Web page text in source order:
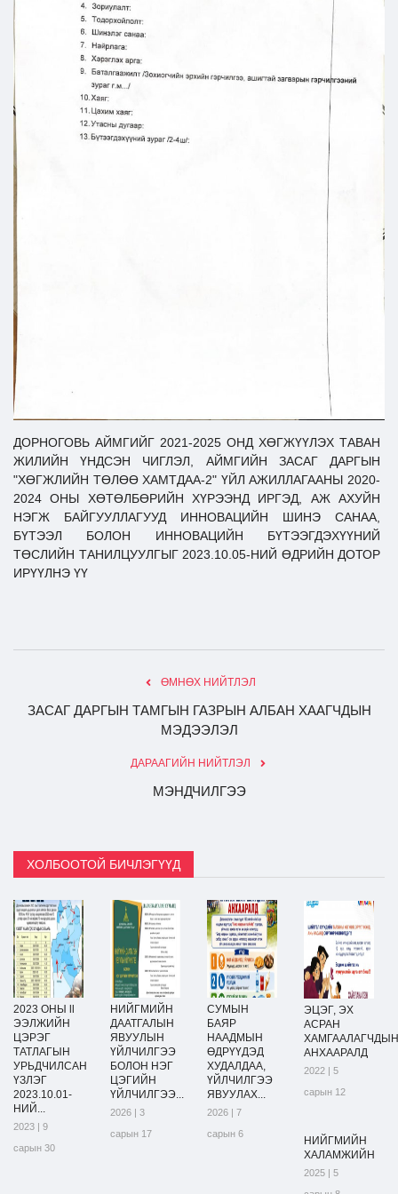
Ил тод байдал
Бодлого төлөвлөлт
ДОРНОГОВЬ АЙМГИЙГ 2021-2025 ОНД ХӨГЖҮҮЛЭХ ТАВАН
ЖИЛИЙН ҮНДСЭН ЧИГЛЭЛ, АЙМГИЙН ЗАСАГ ДАРГЫН
"ХӨГЖЛИЙН ТӨЛӨӨ ХАМТДАА-2" ҮЙЛ АЖИЛЛАГААНЫ 2020-
2024 ОНЫ ХӨТӨЛБӨРИЙН ХҮРЭЭНД ИРГЭД, АЖ АХУЙН
НЭГЖ БАЙГУУЛЛАГУУД ИННОВАЦИЙН ШИНЭ САНАА,
БҮТЭЭЛ БОЛОН ИННОВАЦИЙН БҮТЭЭГДЭХҮҮНИЙ
ТӨСЛИЙН ТАНИЛЦУУЛГЫГ 2023.10.05-НИЙ ӨДРИЙН ДОТОР
ИРҮҮЛНЭ ҮҮ
ӨМНӨХ НИЙТЛЭЛ
ЗАСАГ ДАРГЫН ТАМГЫН ГАЗРЫН АЛБАН ХААГЧДЫН
МЭДЭЭЛЭЛ
ДАРААГИЙН НИЙТЛЭЛ
МЭНДЧИЛГЭЭ
ХОЛБООТОЙ БИЧЛЭГҮҮД
2023 ОНЫ ll
ЭЭЛЖИЙН
ЦЭРЭГ
ТАТЛАГЫН
УРЬДЧИЛСАН
ҮЗЛЭГ
2023.10.01-
НИЙ...
2023 | 9
сарын 30
НИЙГМИЙН
ДААТГАЛЫН
ЯВУУЛЫН
ҮЙЛЧИЛГЭЭ
БОЛОН НЭГ
ЦЭГИЙН
ҮЙЛЧИЛГЭЭ...
2026 | 3
сарын 17
СУМЫН
БАЯР
НААДМЫН
ӨДРҮҮДЭД
ХУДАЛДАА,
ҮЙЛЧИЛГЭЭ
ЯВУУЛАХ...
2026 | 7
сарын 6
ЭЦЭГ, ЭХ
АСРАН
ХАМГААЛАГЧДЫН
АНХААРАЛД
2022 | 5
сарын 12
НИЙГМИЙН
ХАЛАМЖИЙН
2025 | 5